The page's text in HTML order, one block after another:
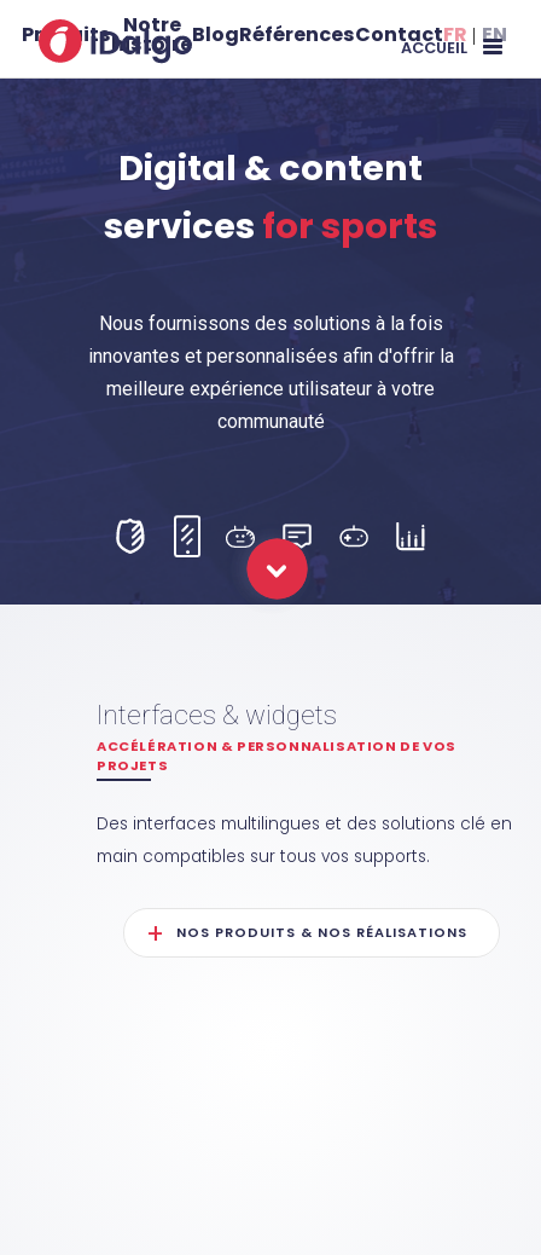
ACCUEIL
Produits Notre
histoireBlogRéférencesContactFR EN
Digital & content
services for sports
Nous fournissons des solutions à la fois
innovantes et personnalisées afin d'offrir la
meilleure expérience utilisateur à votre
communauté
Interfaces & widgets
ACCÉLÉRATION & PERSONNALISATION DE VOS
PROJETS
Des interfaces multilingues et des solutions clé en
main compatibles sur tous vos supports.
NOS PRODUITS & NOS RÉALISATIONS